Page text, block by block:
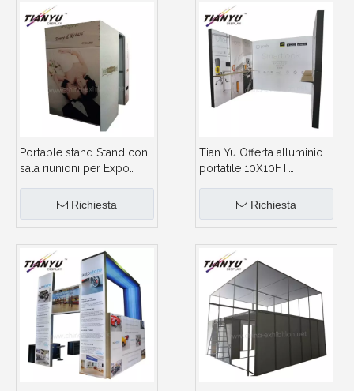
Portable stand Stand con
sala riunioni per Expo
Richiesta
Tian Yu Offerta alluminio
portatile 10X10FT
lato apertoRichiesta